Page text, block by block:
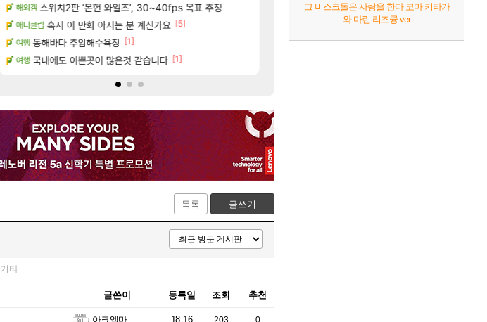
로아 종자들이여, 마음껏 유린하라.jpg [52]
메이플 현재 나무위키 실검 1위인 김규원
[75]
로아 골드 파는 게 왜 쌀숭이임?
오버워치 넥슨 오버워치 홈페이지 새단장!! [5]
디아4 후변성 준비완료... [11]
아니 뭔 샤타 안 나왔다고 진짜 화내는 사람
메이플 썬데이가 샤타가 아닌 큰 이유는 경매장 불안정때문
해외겜 스위치2판 ‘몬헌 와일즈’, 30~40fps 목표 추정
애니클립 혹시 이 만화 아시는 분 계신가요 [5]
여행 동해바다 추암해수욕장 [1]
여행 국내에도 이쁜곳이 많은것 같습니다 [1]
해외겜 AI발 원가 압박, 메인보드값 오르나
리싱크드 1.06 패치노트 (8/5)
해외겜 메모리 3사, 2027년 생산분 완판?
목록 글쓰기
기타
글쓴이 등록일 조회 추천
아크엘마 18:16 203 0
그 비스크돌은 사랑을 한다 코마 키타가
와 마린 리즈큥 ver